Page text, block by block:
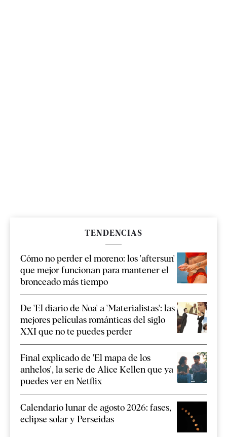
TENDENCIAS
Cómo no perder el moreno: los 'aftersun'
que mejor funcionan para mantener el
bronceado más tiempo
De 'El diario de Noa' a 'Materialistas': las
mejores películas románticas del siglo
XXI que no te puedes perder
Final explicado de 'El mapa de los
anhelos', la serie de Alice Kellen que ya
puedes ver en Netflix
Calendario lunar de agosto 2026: fases,
eclipse solar y Perseidas